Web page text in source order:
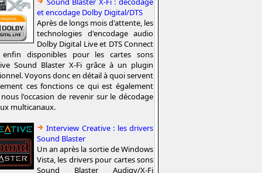
et encodage Dolby Digital/DTS
Après de longs mois d'attente, les
technologies d'encodage audio
Dolby Digital Live et DTS Connect
disponibles pour les cartes sons
Sound Blaster X-Fi grâce à un plugin
Voyons donc en détail à quoi servent
ces fonctions ce qui est également
l'occasion de revenir sur le décodage
multicanaux.
Interview Creative : les drivers
Sound Blaster
Un an après la sortie de Windows
Vista, les drivers pour cartes sons
Sound Blaster Audigy/X-Fi